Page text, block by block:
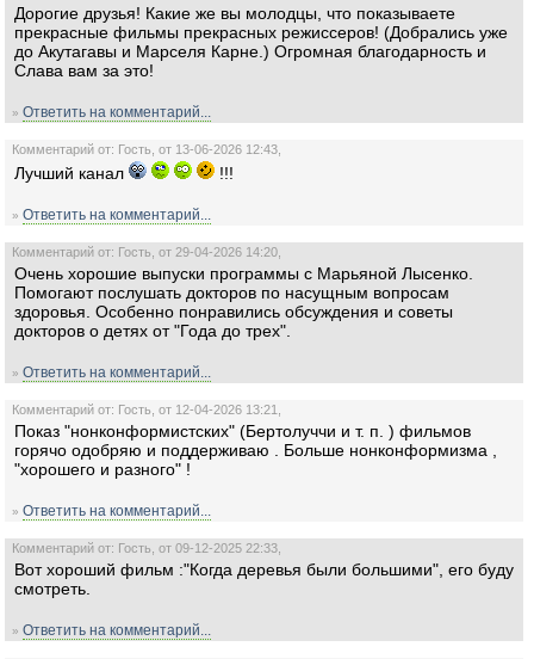
Дорогие друзья! Какие же вы молодцы, что показываете
прекрасные фильмы прекрасных режиссеров! (Добрались уже
до Акутагавы и Марселя Карне.) Огромная благодарность и
Слава вам за это!
» Ответить на комментарий...
Комментарий от: Гость, от 13-06-2026 12:43,
Лучший канал !!!
» Ответить на комментарий...
Комментарий от: Гость, от 29-04-2026 14:20,
Очень хорошие выпуски программы с Марьяной Лысенко.
Помогают послушать докторов по насущным вопросам
здоровья. Особенно понравились обсуждения и советы
докторов о детях от "Года до трех".
» Ответить на комментарий...
Комментарий от: Гость, от 12-04-2026 13:21,
Показ "нонконформистских" (Бертолуччи и т. п. ) фильмов
горячо одобряю и поддерживаю . Больше нонконформизма ,
"хорошего и разного" !
» Ответить на комментарий...
Комментарий от: Гость, от 09-12-2025 22:33,
Вот хороший фильм :"Когда деревья были большими", его буду
смотреть.
» Ответить на комментарий...